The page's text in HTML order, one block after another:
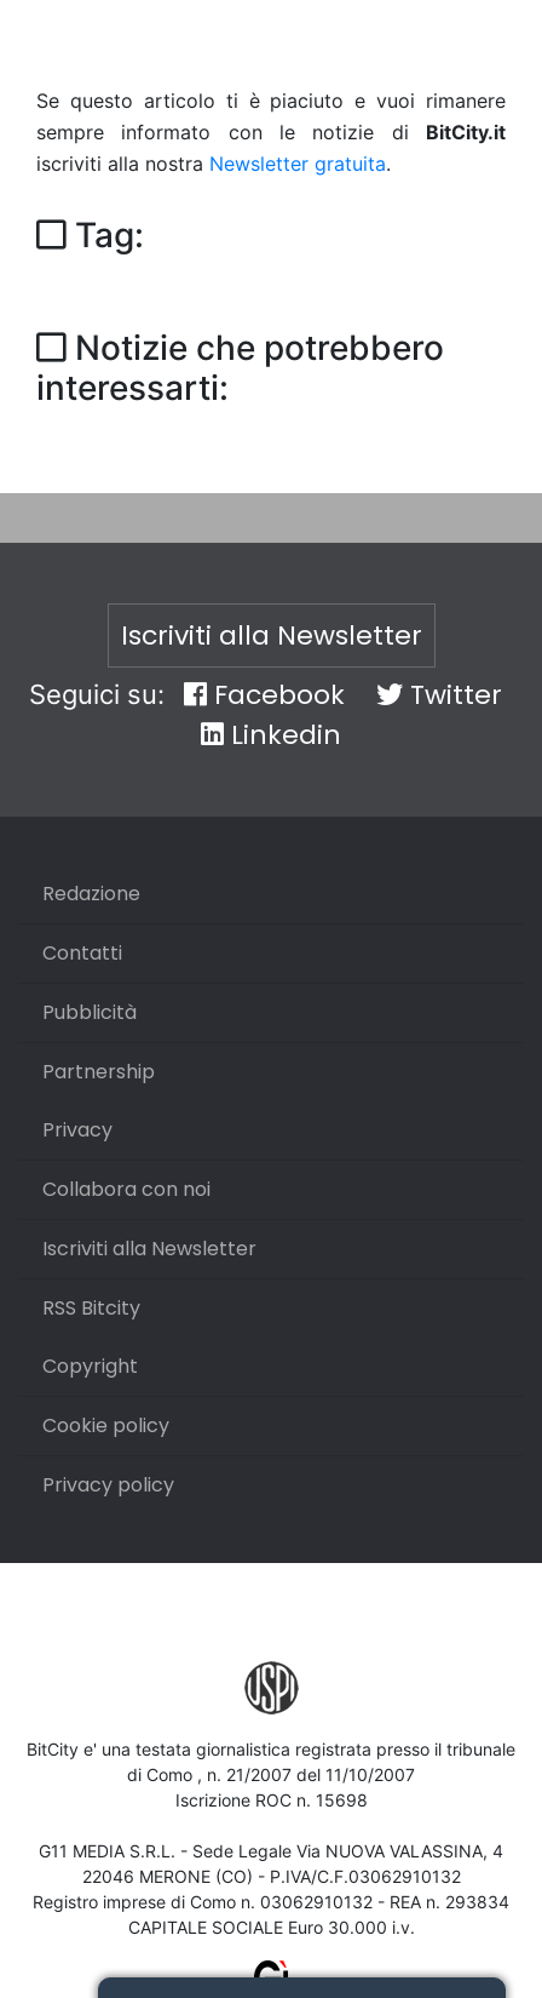
Se questo articolo ti è piaciuto e vuoi rimanere
sempre informato con le notizie di BitCity.it
iscriviti alla nostra Newsletter gratuita.
Tag:
Notizie che potrebbero
interessarti:
Iscriviti alla Newsletter
Seguici su: Facebook
Twitter
Linkedin
Redazione
Contatti
Pubblicità
Partnership
Privacy
Collabora con noi
Iscriviti alla Newsletter
RSS Bitcity
Copyright
Cookie policy
Privacy policy
BitCity e' una testata giornalistica registrata presso il tribunale
di Como , n. 21/2007 del 11/10/2007
Iscrizione ROC n. 15698
G11 MEDIA S.R.L. - Sede Legale Via NUOVA VALASSINA, 4
22046 MERONE (CO) - P.IVA/C.F.03062910132
Registro imprese di Como n. 03062910132 - REA n. 293834
CAPITALE SOCIALE Euro 30.000 i.v.